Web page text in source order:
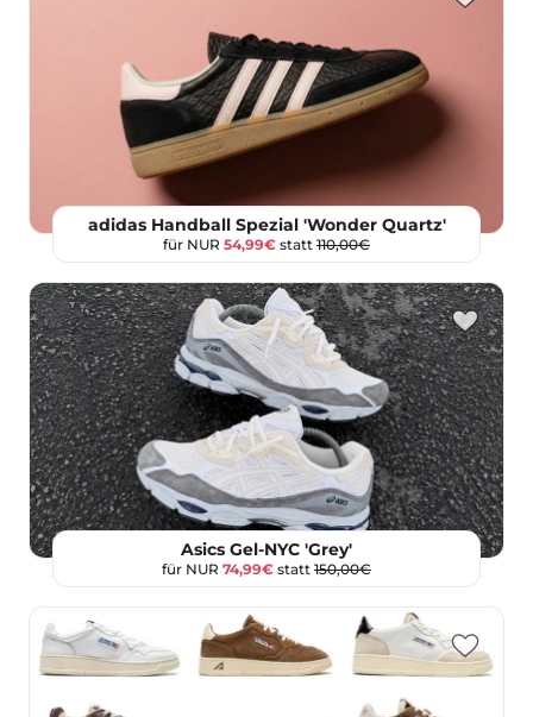
adidas Handball Spezial 'Wonder Quartz'
für NUR 54,99€ statt 110,00€
Asics Gel-NYC 'Grey'
für NUR 74,99€ statt 150,00€